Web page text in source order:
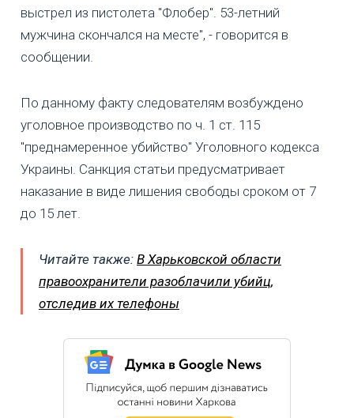
выстрел из пистолета "Флобер". 53-летний
мужчина скончался на месте", - говорится в
сообщении.
По данному факту следователям возбуждено
уголовное производство по ч. 1 ст. 115
"преднамеренное убийство" Уголовного кодекса
Украины. Санкция статьи предусматривает
наказание в виде лишения свободы сроком от 7
до 15 лет.
Читайте также: В Харьковской области
правоохранители разоблачили убийц,
отследив их телефоны